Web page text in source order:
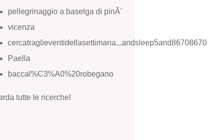
pellegrinaggio a baselga di pinÃ¨
vicenza
cercatraglieventidellasettimana...andsleep5and86708670
Paella
baccal%C3%A0%20robegano
tutte le ricerche!